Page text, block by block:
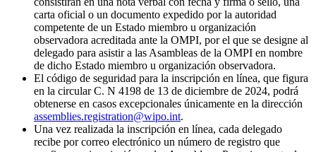
carta oficial o un documento expedido por la autoridad
competente de un Estado miembro u organización
observadora acreditada ante la OMPI, por el que se designe al
delegado para asistir a las Asambleas de la OMPI en nombre
de dicho Estado miembro u organización observadora.
El código de seguridad para la inscripción en línea, que figura
en la circular C. N 4198 de 13 de diciembre de 2024, podrá
obtenerse en casos excepcionales únicamente en la dirección
assemblies.registration@wipo.int.
Una vez realizada la inscripción en línea, cada delegado
recibe por correo electrónico un número de registro que